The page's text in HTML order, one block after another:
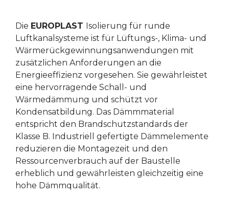
Die EUROPLAST Isolierung für runde
Luftkanalsysteme ist für Lüftungs-, Klima- und
Wärmerückgewinnungsanwendungen mit
zusätzlichen Anforderungen an die
Energieeffizienz vorgesehen. Sie gewährleistet
eine hervorragende Schall- und
Wärmedämmung und schützt vor
Kondensatbildung. Das Dämmmaterial
entspricht den Brandschutzstandards der
Klasse B. Industriell gefertigte Dämmelemente
reduzieren die Montagezeit und den
Ressourcenverbrauch auf der Baustelle
erheblich und gewährleisten gleichzeitig eine
hohe Dämmqualität.